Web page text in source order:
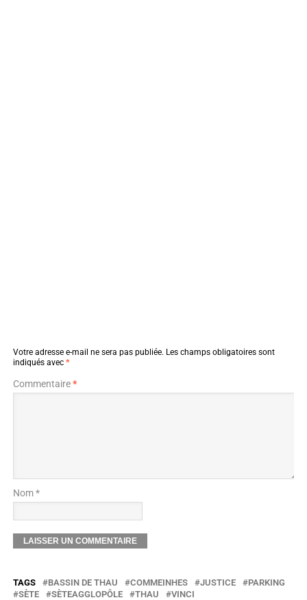
Votre adresse e-mail ne sera pas publiée. Les champs obligatoires sont
indiqués avec *
Commentaire*
Nom *
TAGS BASSIN DE THAU COMMEINHES JUSTICE
PARKING
SÈTE
SÈTEAGGLOPÔLE THAU VINCI